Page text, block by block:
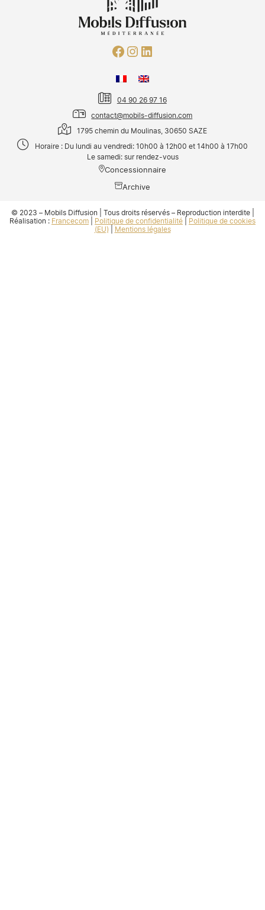
04 90 26 97 16
contact@mobils-diffusion.com
1795 chemin du Moulinas, 30650 SAZE
Horaire : Du lundi au vendredi: 10h00 à 12h00 et 14h00 à 17h00
Le samedi: sur rendez-vous
Concessionnaire
Archive
© 2023 – Mobils Diffusion | Tous droits réservés – Reproduction interdite |
Réalisation : Francecom Politique de confidentialité
Politique de cookies
(EU)
Mentions légales